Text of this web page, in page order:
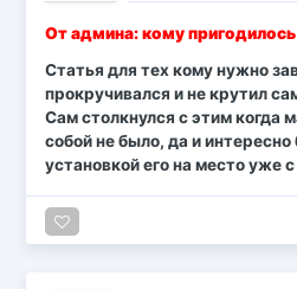
От админа: кому
Статья для тех кому нужно
прокручивался и не крутил
Сам столкнулся с этим когда
собой не было, да и
установкой его на место уже